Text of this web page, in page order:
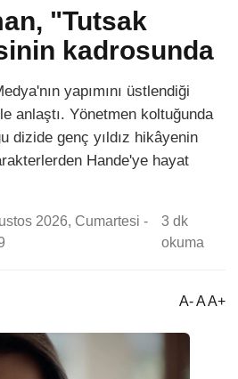
"Tutsak
kadrosunda
yapımını üstlendiği
anlaştı. Yönetmen koltuğunda
dizide genç yıldız hikâyenin
Hande'ye hayat
2026, Cumartesi -
3 dk
okuma
A- A A+